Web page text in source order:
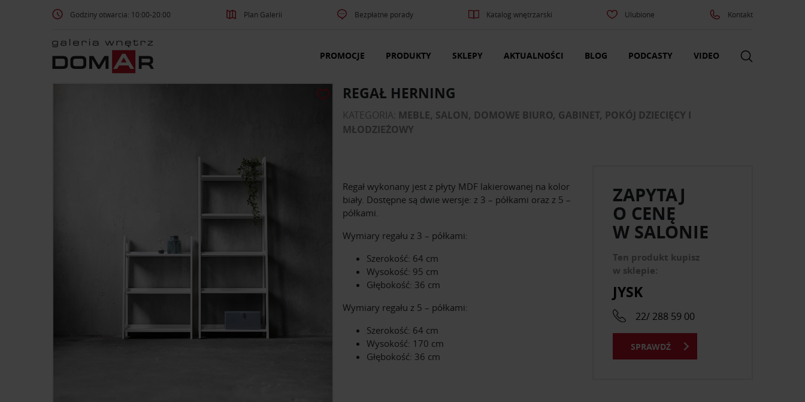
Godziny otwarcia: 10:00-20:00 Plan Galerii Bezpłatne porady Katalog wnętrzarski Ulubione Kontakt
PROMOCJE PRODUKTY SKLEPY AKTUALNOŚCI BLOG PODCASTY VIDEO
REGAŁ HERNING
KATEGORIA: MEBLE, SALON, DOMOWE BIURO, GABINET, POKÓJ DZIECIĘCY I
MŁODZIEŻOWY
Regał wykonany jest z płyty MDF lakierowanej na kolor
biały. Dostępne są dwie wersje: z 3 – półkami oraz z 5 –
półkami.
Wymiary regału z 3 – półkami:
Szerokość: 64 cm
Wysokość: 95 cm
Głębokość: 36 cm
Wymiary regału z 5 – półkami:
Szerokość: 64 cm
Wysokość: 170 cm
Głębokość: 36 cm
ZAPYTAJ
O CENĘ
W SALONIE
Ten produkt kupisz
w sklepie:
JYSK
22/ 288 59 00
SPRAWDŹ